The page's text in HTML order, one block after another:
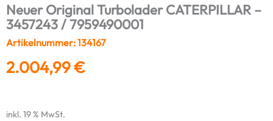
Neuer Original Turbolader CATERPILLAR –
3457243 / 7959490001
Artikelnummer: 134167
2.004,99€
inkl. 19 % MwSt.